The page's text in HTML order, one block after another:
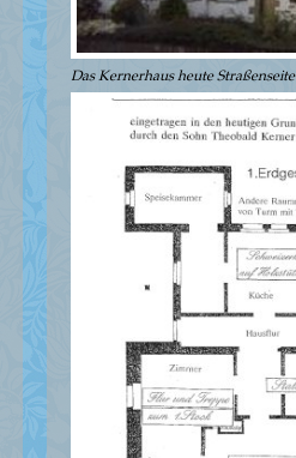
Das Kernerhaus heute Straßenseite